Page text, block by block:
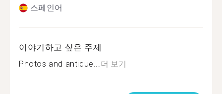
스페인어
이야기하고 싶은 주제
Photos and antique...더 보기